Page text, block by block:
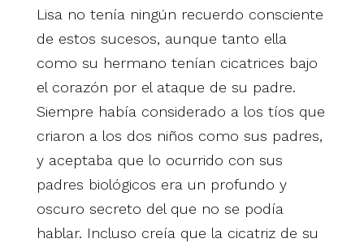
Lisa no tenía ningún recuerdo consciente
de estos sucesos, aunque tanto ella
como su hermano tenían cicatrices bajo
el corazón por el ataque de su padre.
Siempre había considerado a los tíos que
criaron a los dos niños como sus padres,
y aceptaba que lo ocurrido con sus
padres biológicos era un profundo y
oscuro secreto del que no se podía
hablar. Incluso creía que la cicatriz de su